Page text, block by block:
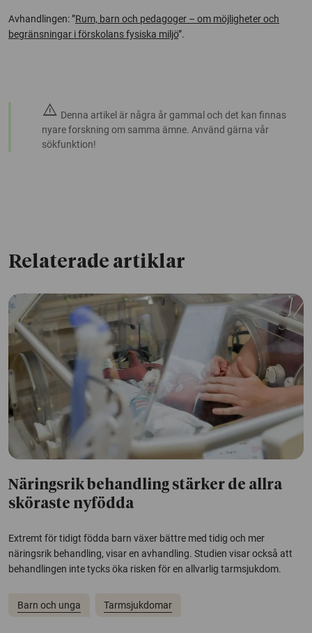
Avhandlingen: ”Rum, barn och pedagoger – om möjligheter och
begränsningar i förskolans fysiska miljö”.
warning Denna artikel är några år gammal och det kan finnas
nyare forskning om samma ämne. Använd gärna vår
sökfunktion!
Relaterade artiklar
Näringsrik behandling stärker de allra
sköraste nyfödda
Extremt för tidigt födda barn växer bättre med tidig och mer
näringsrik behandling, visar en avhandling. Studien visar också att
behandlingen inte tycks öka risken för en allvarlig tarmsjukdom.
Barn och unga Tarmsjukdomar